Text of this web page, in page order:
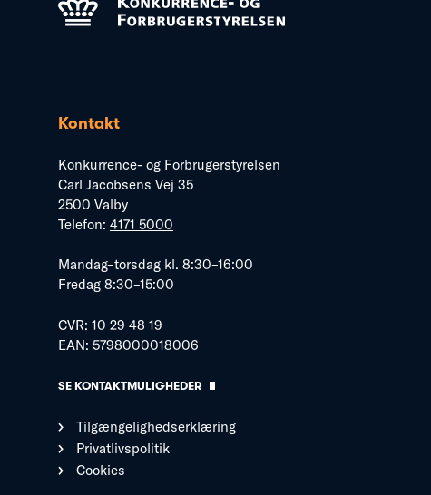
Kontakt
Konkurrence- og Forbrugerstyrelsen
Carl Jacobsens Vej 35
2500 Valby
Telefon: 4171 5000
Mandag–torsdag kl. 8:30–16:00
Fredag 8:30–15:00
CVR: 10 29 48 19
EAN: 5798000018006
SE KONTAKTMULIGHEDER
Tilgængelighedserklæring
Privatlivspolitik
Cookies